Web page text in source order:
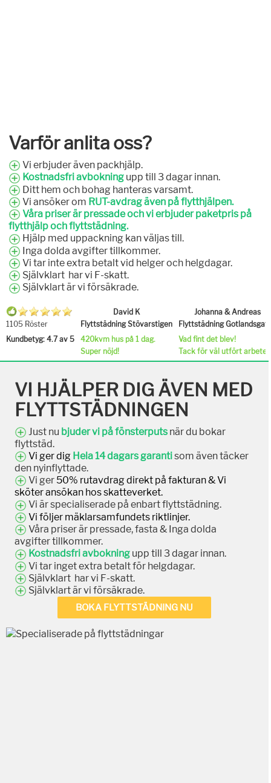
Varför anlita oss?
Vi erbjuder även packhjälp.
Kostnadsfri avbokning upp till 3 dagar innan.
Ditt hem och bohag hanteras varsamt.
Vi ansöker om RUT-avdrag även på flytthjälpen.
Våra priser är pressade och vi erbjuder paketpris på
flytthjälp och flyttstädning.
Hjälp med uppackning kan väljas till.
Inga dolda avgifter tillkommer.
Vi tar inte extra betalt vid helger och helgdagar.
Självklart har vi F-skatt.
Självklart är vi försäkrade.
1105 Röster
Kundbetyg: 4.7 av 5
David K
Flyttstädning Stövarstigen
420kvm hus på 1 dag.
Super nöjd!
Johanna & Andreas
Flyttstädning
Vad fint det blev!
Tack för väl utfört arbete.
VI HJÄLPER DIG ÄVEN MED
FLYTTSTÄDNINGEN
Just nu bjuder vi på fönsterputs när du bokar
flyttstäd.
Vi ger dig Hela 14 dagars garantisom även täcker
den nyinflyttade.
Vi ger 50% rutavdrag direkt på fakturan & Vi
sköter ansökan hos skatteverket.
Vi är specialiserade på enbart flyttstädning.
Vi följer mäklarsamfundets riktlinjer.
Våra priser är pressade, fasta & Inga dolda
avgifter tillkommer.
Kostnadsfri avbokning upp till 3 dagar innan.
Vi tar inget extra betalt för helgdagar.
Självklart har vi F-skatt.
Självklart är vi försäkrade.
BOKA FLYTTSTÄDNING NU